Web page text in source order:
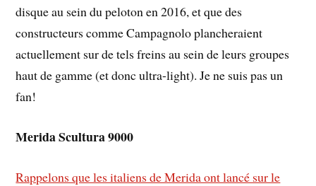
disque au sein du peloton en 2016, et que des
constructeurs comme Campagnolo plancheraient
actuellement sur de tels freins au sein de leurs groupes
haut de gamme (et donc ultra-light). Je ne suis pas un
fan!
Merida Scultura 9000
Rappelons que les italiens de Merida ont lancé sur le